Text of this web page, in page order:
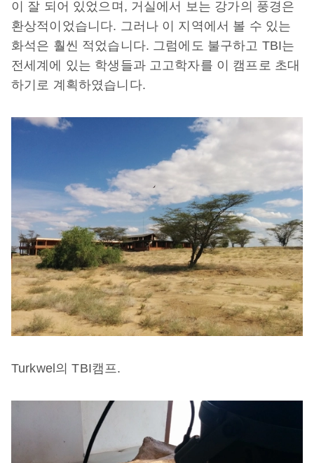
이 잘 되어 있었으며 , 거실에서 보는 강가의 풍경은
환상적이었습니다. 그러나 이 지역에서 볼 수 있는
화석은 훨씬 적었습니다. 그럼에도 불구하고 TBI는
전세계에
있는 학생들과 고고학자를 이 캠프로 초대
하기로 계획하였습니다.
Turkwel 의 TBI캠프.